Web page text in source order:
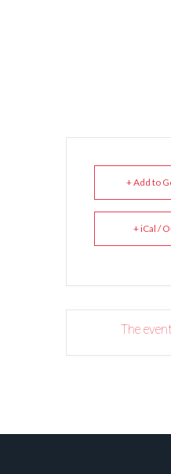
+ Add to
+ iCal /
The